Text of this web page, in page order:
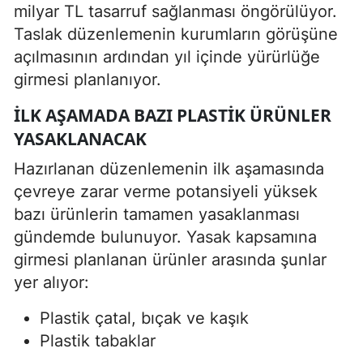
milyar TL tasarruf sağlanması öngörülüyor.
Taslak düzenlemenin kurumların görüşüne
açılmasının ardından yıl içinde yürürlüğe
girmesi planlanıyor.
İLK AŞAMADA BAZI PLASTIK ÜRÜNLER
YASAKLANACAK
Hazırlanan düzenlemenin ilk aşamasında
çevreye zarar verme potansiyeli yüksek
bazı ürünlerin tamamen yasaklanması
gündemde bulunuyor. Yasak kapsamına
girmesi planlanan ürünler arasında şunlar
yer alıyor:
Plastik çatal, bıçak ve kaşık
Plastik tabaklar